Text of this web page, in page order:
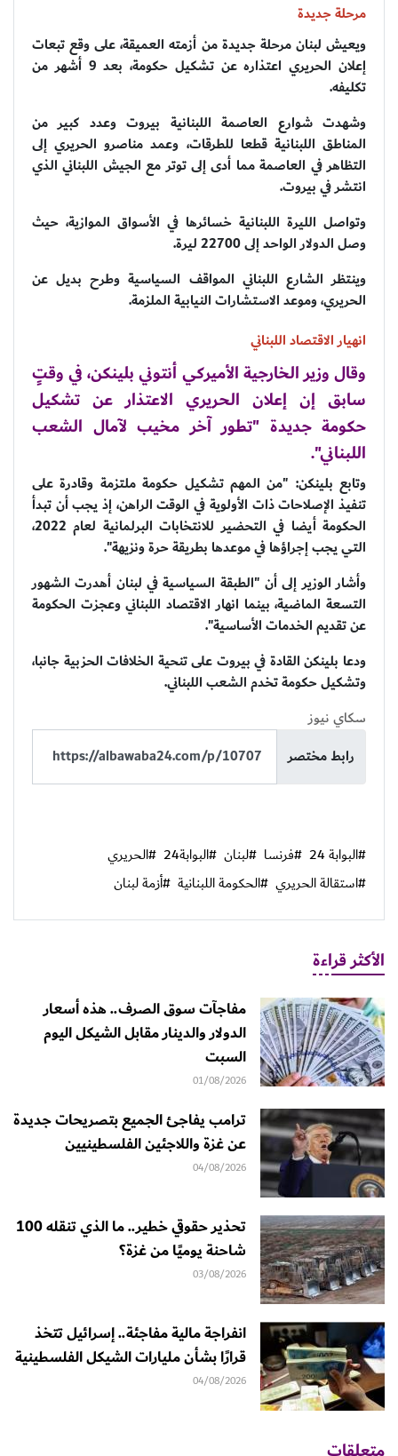
مرحلة جديدة
ويعيش لبنان مرحلة جديدة من أزمته العميقة، على وقع تبعات
إعلان الحريري اعتذاره عن تشكيل حكومة، بعد 9 أشهر من
تكليفه.
وشهدت شوارع العاصمة اللبنانية بيروت وعدد كبير من
المناطق اللبنانية قطعا للطرقات، وعمد مناصرو الحريري إلى
التظاهر في العاصمة مما أدى إلى توتر مع الجيش اللبناني الذي
انتشر في بيروت.
وتواصل الليرة اللبنانية خسائرها في الأسواق الموازية، حيث
وصل الدولار الواحد إلى 22700 ليرة.
وينتظر الشارع اللبناني المواقف السياسية وطرح بديل عن
الحريري، وموعد الاستشارات النيابية الملزمة.
انهيار الاقتصاد اللبناني
وقال وزير الخارجية الأميركي أنتوني بلينكن، في وقتٍ
سابق إن إعلان الحريري الاعتذار عن تشكيل
حكومة جديدة "تطور آخر مخيب لآمال الشعب
اللبناني".
وتابع بلينكن: "من المهم تشكيل حكومة ملتزمة وقادرة على
تنفيذ الإصلاحات ذات الأولوية في الوقت الراهن، إذ يجب أن تبدأ
الحكومة أيضا في التحضير للانتخابات البرلمانية لعام 2022،
التي يجب إجراؤها في موعدها بطريقة حرة ونزيهة".
وأشار الوزير إلى أن "الطبقة السياسية في لبنان أهدرت الشهور
التسعة الماضية، بينما انهار الاقتصاد اللبناني وعجزت الحكومة
عن تقديم الخدمات الأساسية".
ودعا بلينكن القادة في بيروت على تنحية الخلافات الحزبية جانبا،
وتشكيل حكومة تخدم الشعب اللبناني.
سكاي نيوز
رابط مختصر
#البوابة 24 #فرنسا #لبنان #البوابة24
#الحريري
#استقالة الحريري #الحكومة اللبنانية #أزمة لبنان
الأكثر قراءة
مفاجآت سوق الصرف.. هذه أسعار
الدولار والدينار مقابل الشيكل اليوم
السبت
01/08/2026
ترامب يفاجئ الجميع بتصريحات جديدة
عن غزة واللاجئين الفلسطينيين
04/08/2026
تحذير حقوقي خطير.. ما الذي تنقله 100
شاحنة يوميًا من غزة؟
03/08/2026
انفراجة مالية مفاجئة.. إسرائيل تتخذ
قرارًا بشأن مليارات الشيكل الفلسطينية
04/08/2026